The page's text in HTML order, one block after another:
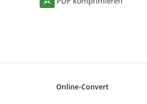
Online-Convert